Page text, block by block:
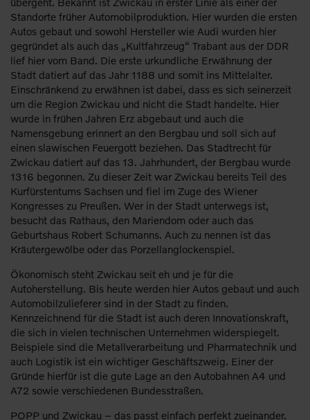
Standorte früher Automobilproduktion. Hier wurden die ersten
Autos gebaut und sowohl Hersteller wie Audi wurden hier
gegründet als auch das „Kultfahrzeug“ Trabant aus der DDR
lief hier vom Band. Die erste urkundliche Erwähnung der
Stadt datiert auf das Jahr 1188 und somit ins Mittelalter.
Einschränkend zu erwähnen ist dabei, dass es sich seinerzeit
um die Region Zwickau und nicht die Stadt handelte. Hier
wurde in frühen Jahren Erz abgebaut und auch die
Namensgebung erinnert an den Bergbau und soll sich auf
einen slawischen Feuergott beziehen. Das Stadtrecht für
Zwickau datiert auf das 13. Jahrhundert, der Bergbau wurde
1316 begonnen. Zu dieser Zeit war Zwickau bereits Teil des
Kurfürstentums Sachsen und fiel im Zuge des Wiener
Kongresses zu Preußen. Wer in der Stadt unterwegs ist,
besucht das Rathaus, den Mariendom oder auch das
Geburtshaus Robert Schumanns. Auch zu nennen ist das
Kräutergewölbe oder das Porzellanglockenspiel.
Ökonomisch steht Zwickau seit eh und je für die
Autoherstellung. Bis heute werden hier Autos gebaut und auch
Automobilzulieferer sind in der Stadt zu finden.
Kennzeichnend für die Stadt ist auch deren Innovationskraft,
die sich in vielen technischen Unternehmen widerspiegelt.
Beispiele sind die Metallverarbeitung und Pharmatechnik und
auch Logistik ist ein wichtiger Geschäftszweig. Einer der
Gründe hierfür ist die gute Lage an den Autobahnen A4 und
A72 sowie verschiedenen Bundesstraßen.
POPP und Zwickau – das passt einfach perfekt zueinander.